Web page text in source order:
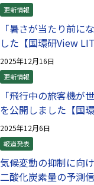
更新情報
「暑さが当たり前に
した【国環研View
2025年12月16日
更新情報
「飛行中の旅客機が
を公開しました【国
2025年12月6日
報道発表
気候変動の抑制に向
二酸化炭素量の予測